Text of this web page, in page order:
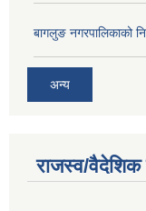
बागलुङ नगरपालिकाको
अन्य
राजस्व/वैदेशिक